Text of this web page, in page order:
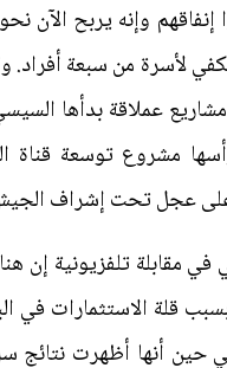
لأسرة من سبعة أفراد.
مشاريع عملاقة بدأها
مشروع توسعة قناة
على عجل تحت إشراف
مقابلة تلفزيونية إن
قلة الاستثمارات في
أنها أظهرت نتائج